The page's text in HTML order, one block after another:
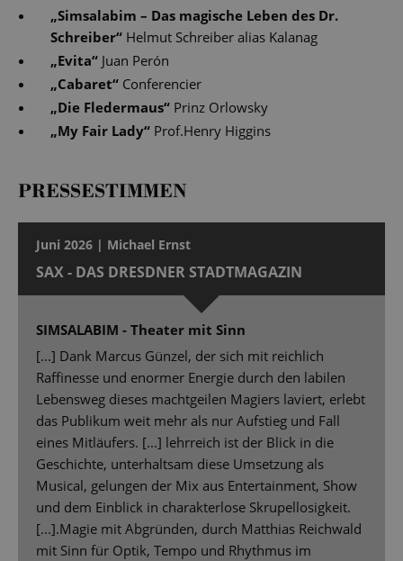
„Simsalabim – Das magische Leben des Dr.
Schreiber“ Helmut Schreiber alias Kalanag
„Evita“ Juan Perón
„Cabaret“ Conferencier
„Die Fledermaus“ Prinz Orlowsky
„My Fair Lady“ Prof.Henry Higgins
PRESSESTIMMEN
Juni 2026 | Michael Ernst
SAX - DAS DRESDNER STADTMAGAZIN
SIMSALABIM - Theater mit Sinn
[...] Dank Marcus Günzel, der sich mit reichlich
Raffinesse und enormer Energie durch den labilen
Lebensweg dieses machtgeilen Magiers laviert, erlebt
das Publikum weit mehr als nur Aufstieg und Fall
eines Mitläufers. [...] lehrreich ist der Blick in die
Geschichte, unterhaltsam diese Umsetzung als
Musical, gelungen der Mix aus Entertainment, Show
und dem Einblick in charakterlose Skrupellosigkeit.
[...].Magie mit Abgründen, durch Matthias Reichwald
mit Sinn für Optik, Tempo und Rhythmus im